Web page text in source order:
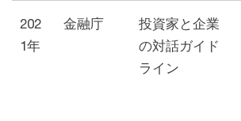
202
1年
金融庁
投資家と企業
の対話ガイド
ライン